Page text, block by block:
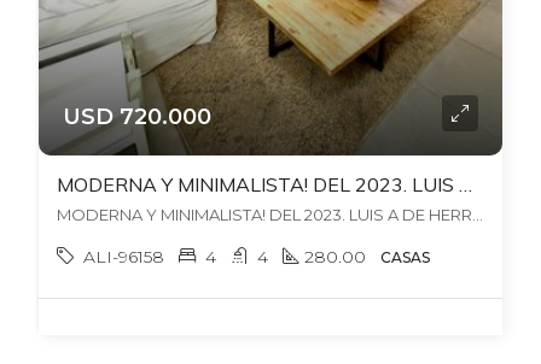
USD 720.000
ALI-96158 4 4 280.00 CASAS